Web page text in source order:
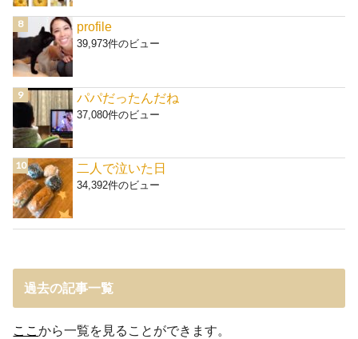
profile
39,973件のビュー
パパだったんだね
37,080件のビュー
二人で泣いた日
34,392件のビュー
過去の記事一覧
ここから一覧を見ることができます。